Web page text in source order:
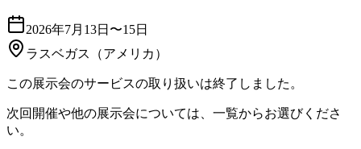
2026年7月13日〜15日
ラスベガス
（アメリカ）
この展示会のサービスの取り扱いは終了しました。
次回開催や他の展示会については、一覧からお選びくださ
い。